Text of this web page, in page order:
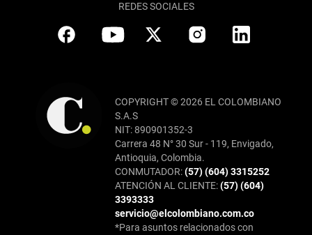
REDES SOCIALES
COPYRIGHT © 2026 EL COLOMBIANO
S.A.S
NIT: 890901352-3
Carrera 48 N° 30 Sur - 119, Envigado,
Antioquia, Colombia.
CONMUTADOR:(57) (604) 3315252
ATENCIÓN AL CLIENTE:(57) (604)
3393333
servicio@elcolombiano.com.co
*Para asuntos relacionados con